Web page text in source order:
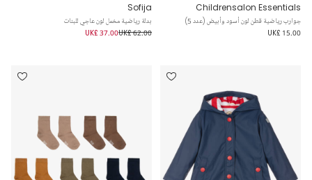
Childrensalon Essentials
جوارب رياضية قطن لون أسود وأبيض (عدد 5)
UK£ 15.00
Sofija
بدلة رياضية مخمل لون عاجي للبنات
UK£ 62.00
UK£ 37.00